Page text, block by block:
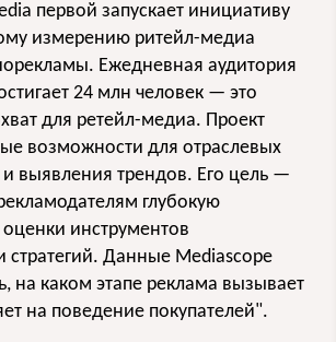
первой запускает инициативу
измерению ритейл-медиа
Ежедневная аудитория
24 млн человек — это
для ретейл-медиа. Проект
возможности для отраслевых
выявления трендов. Его цель —
глубокую
инструментов
стратегий. Данные Mediascope
на каком этапе реклама вызывает
на поведение покупателей".